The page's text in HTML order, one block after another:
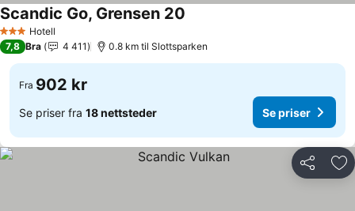
3 StjernerHotell
Scandic Go, Grensen 20
7,8 Bra 4 411 0.8 km til Slottsparken
Fra 902 kr
Se priser fra 18 nettsteder Se priser
Del